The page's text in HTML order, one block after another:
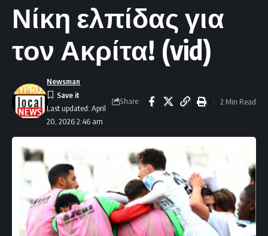
Νίκη ελπίδας για
τον Ακρίτα! (vid)
Last updated: April
20, 2026 2:46 am
Newsman
Share 2 Min Read